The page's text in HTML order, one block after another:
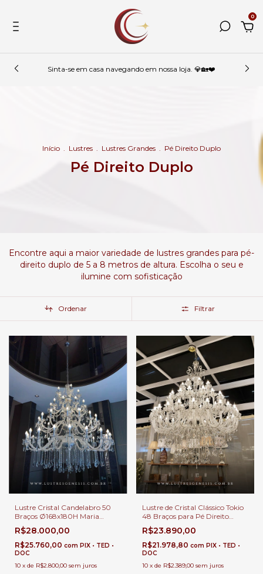
0
Sinta-se em casa navegando em nossa loja. 💎🏡❤️
Início . Lustres . Lustres Grandes . Pé Direito Duplo
Pé Direito Duplo
Encontre aqui a maior variedade de lustres grandes para pé-
direito duplo de 5 a 8 metros de altura. Escolha o seu e
ilumine com sofisticação
Ordenar Filtrar
Lustre Cristal Candelabro 50
Braços Ø168x180H Maria
Thereza | Cristais
Transparentes | Casas Pé
Direito Duplo
R$28.000,00
R$25.760,00 com PIX • TED •
DOC
10 x de R$2.800,00 sem juros
Lustre de Cristal Clássico Tokio
48 Braços para Pé Direito
Duplo
R$23.890,00
R$21.978,80 com PIX • TED •
DOC
10 x de R$2.389,00 sem juros